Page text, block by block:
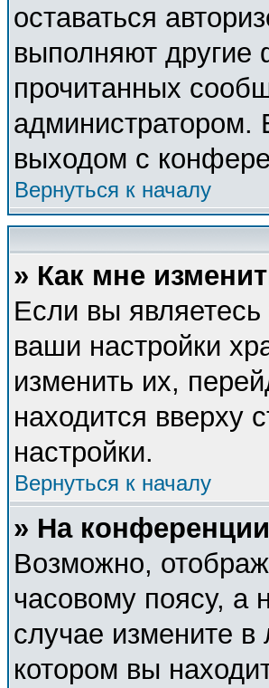
оставаться
выполняют другие
прочитанных
администратором.
выходом с
Вернуться к началу
» Как мне
Если вы
ваши настройки
изменить их,
находится вверху
настройки.
Вернуться к началу
» На
Возможно,
часовому поясу, а
случае измените в
котором вы